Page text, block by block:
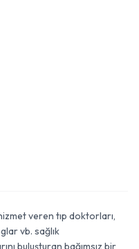
veren tıp doktorları,
vb. sağlık
buluşturan bağımsız bir